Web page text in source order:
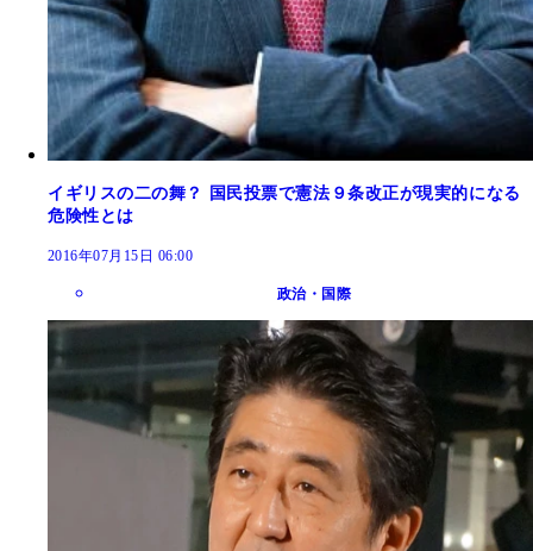
イギリスの二の舞？ 国民投票で憲法９条改正が現実的になる
危険性とは
2016年07月15日 06:00
政治・国際